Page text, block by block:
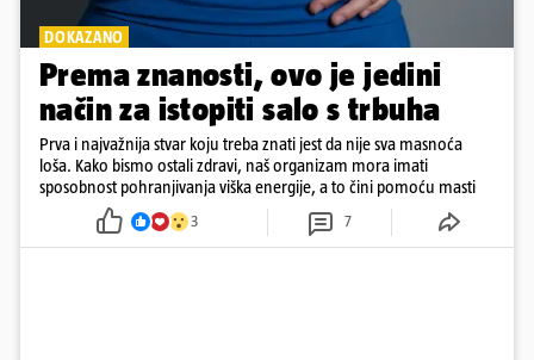
DOKAZANO
Prema znanosti, ovo je jedini
način za istopiti salo s trbuha
Prva i najvažnija stvar koju treba znati jest da nije sva masnoća
loša. Kako bismo ostali zdravi, naš organizam mora imati
sposobnost pohranjivanja viška energije, a to čini pomoću masti
3 7